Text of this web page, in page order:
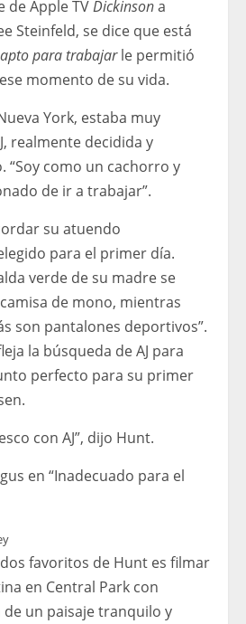
de Apple TVDickinsona
Steinfeld, se dice que está
para trabajarle permitió
momento de su vida.
York, estaba muy
realmente decidida y
“Soy como un cachorro y
de ir a trabajar”.
su atuendo
para el primer día.
verde de su madre se
de mono, mientras
son pantalones deportivos”.
la búsqueda de AJ para
perfecto para su primer
con AJ”, dijo Hunt.
en “Inadecuado para el
favoritos de Hunt es filmar
en Central Park con
un paisaje tranquilo y